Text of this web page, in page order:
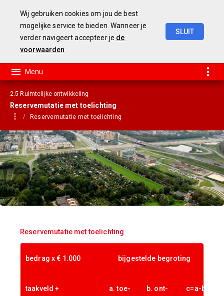
2.5 Ruimtelijke ontwikkeling
Reservemutatie met toelichting
Reservemutatie met toelichting
Reservemutatie met toelichting
bedrag x € 1.000 bijgestelde begroting
taakveld +
a. toe-
b. ont-
c=a-b
Wij gebruiken cookies om jou de best
mogelijke service te bieden. Wanneer je
verder navigeert accepteer je de
voorwaarden
SLUIT